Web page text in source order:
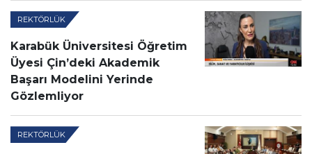
REKTÖRLÜK
Karabük Üniversitesi Öğretim
Üyesi Çin’deki Akademik
Başarı Modelini Yerinde
Gözlemliyor
REKTÖRLÜK